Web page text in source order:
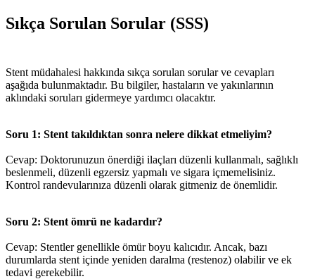
Sıkça Sorulan Sorular (SSS)
Stent müdahalesi hakkında sıkça sorulan sorular ve cevapları
aşağıda bulunmaktadır. Bu bilgiler, hastaların ve yakınlarının
aklındaki soruları gidermeye yardımcı olacaktır.
Soru 1: Stent takıldıktan sonra nelere dikkat etmeliyim?
Cevap: Doktorunuzun önerdiği ilaçları düzenli kullanmalı, sağlıklı
beslenmeli, düzenli egzersiz yapmalı ve sigara içmemelisiniz.
Kontrol randevularınıza düzenli olarak gitmeniz de önemlidir.
Soru 2: Stent ömrü ne kadardır?
Cevap: Stentler genellikle ömür boyu kalıcıdır. Ancak, bazı
durumlarda stent içinde yeniden daralma (restenoz) olabilir ve ek
tedavi gerekebilir.